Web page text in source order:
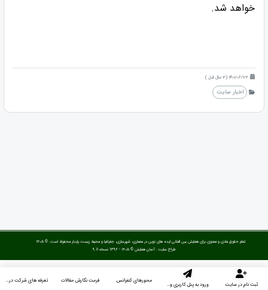
خواهد شد.
1401/06/23 (3 سال قبل )
اخبار سایت
تمام حقوق مادی و معنوی برای همایش بین المللی ایده های نوین در معماری، شهرسازی، جغرافیا و محیط زیست پایدار محفوظ است. © ۱۴۰۵
طراح سایت :آسان همایش © ۱۴۰۵ - 1392 نسخه 9.11
ثبت نام در سایت ورود به پنل کاربری و ارسال مقاله جدید
محورهای کنفرانس فرمت نگارش مقالات تعرفه های شرکت در همایش